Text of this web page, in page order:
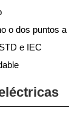
o dos puntos a
e IEC